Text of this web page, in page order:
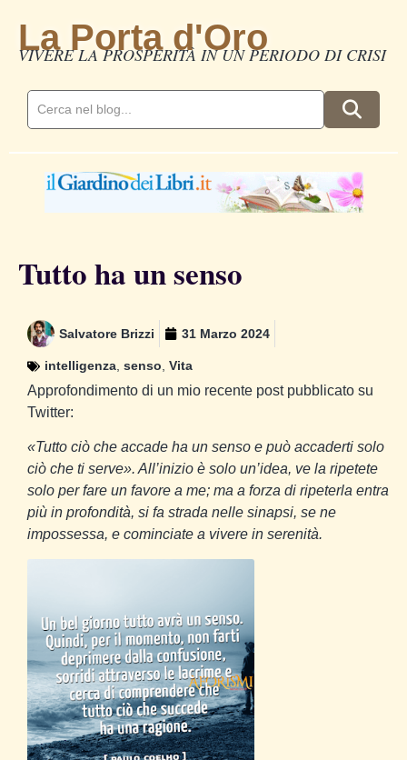
La Porta d'Oro
VIVERE LA PROSPERITÀ IN UN PERIODO DI CRISI
Tutto ha un senso
Salvatore Brizzi 31 Marzo 2024
intelligenza senso Vita
Approfondimento di un mio recente post pubblicato su
Twitter:
«Tutto ciò che accade ha un senso e può accaderti solo
ciò che ti serve». All’inizio è solo un’idea, ve la ripetete
solo per fare un favore a me; ma a forza di ripeterla entra
più in profondità, si fa strada nelle sinapsi, se ne
impossessa, e cominciate a vivere in serenità.